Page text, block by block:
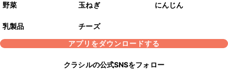
野菜 玉ねぎ にんじん
乳製品
チーズ
アプリをダウンロードする
クラシルの公式SNSをフォロー